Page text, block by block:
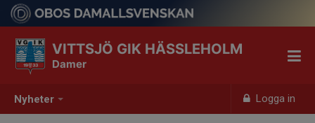
Nyheter Logga in
VITTSJÖ GIK HÄSSLEHOLM
Damer